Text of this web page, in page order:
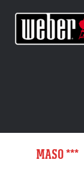
MASO ***